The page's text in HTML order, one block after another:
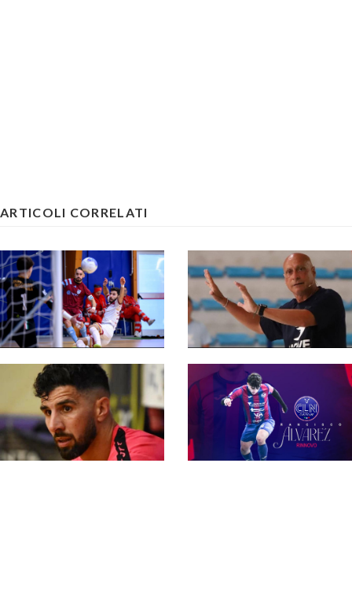
ARTICOLI CORRELATI